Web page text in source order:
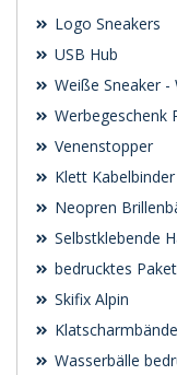
Logo Sneakers
USB Hub
Weiße Sneaker -
Werbegeschenk
Venenstopper
Klett
Neopren
Selbstklebende
bedrucktes
Skifix Alpin
Wasserbälle